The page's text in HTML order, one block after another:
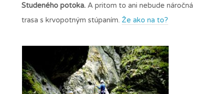
Studeného potoka. A pritom to ani nebude náročná
trasa s krvopotným stúpaním. Že ako na to?